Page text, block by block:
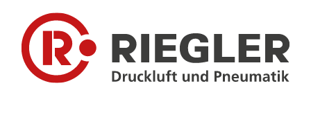
Kompetenz in Druckluft & Pneumatik: Lösungen für
effiziente Prozesse & sichere Verbindungen.